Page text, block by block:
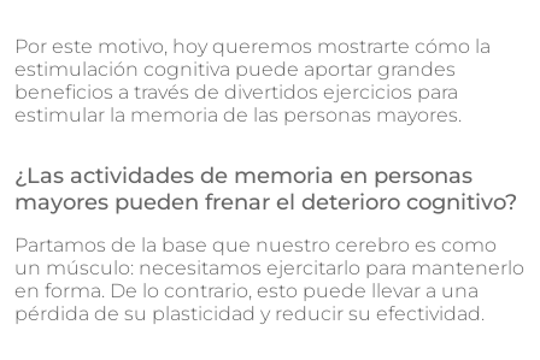
Por este motivo, hoy queremos mostrarte cómo la
estimulación cognitiva puede aportar grandes
beneficios a través de divertidos ejercicios para
estimular la memoria de las personas mayores.
¿Las actividades de memoria en personas
mayores pueden frenar el deterioro cognitivo?
Partamos de la base que nuestro cerebro es como
un músculo: necesitamos ejercitarlo para mantenerlo
en forma. De lo contrario, esto puede llevar a una
pérdida de su plasticidad y reducir su efectividad.